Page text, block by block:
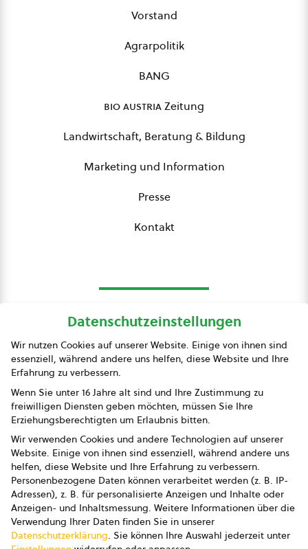
Vorstand
Agrarpolitik
BANG
bio austriaZeitung
Landwirtschaft, Beratung & Bildung
Marketing und Information
Presse
Kontakt
Presse
Impressum
Datenschutz
AGB
AGB Marketing GmbH
AGB Bildung
Newsletter
Datenschutzeinstellungen
Wir nutzen Cookies auf unserer Website. Einige von ihnen sind
essenziell, während andere uns helfen, diese Website und Ihre
Erfahrung zu verbessern.
Wenn Sie unter 16 Jahre alt sind und Ihre Zustimmung zu
freiwilligen Diensten geben möchten, müssen Sie Ihre
Erziehungsberechtigten um Erlaubnis bitten.
Wir verwenden Cookies und andere Technologien auf unserer
Website. Einige von ihnen sind essenziell, während andere uns
helfen, diese Website und Ihre Erfahrung zu verbessern.
Personenbezogene Daten können verarbeitet werden (z. B. IP-
Adressen), z. B. für personalisierte Anzeigen und Inhalte oder
Anzeigen- und Inhaltsmessung. Weitere Informationen über die
Verwendung Ihrer Daten finden Sie in unserer
Datenschutzerklärung. Sie können Ihre Auswahl jederzeit unter